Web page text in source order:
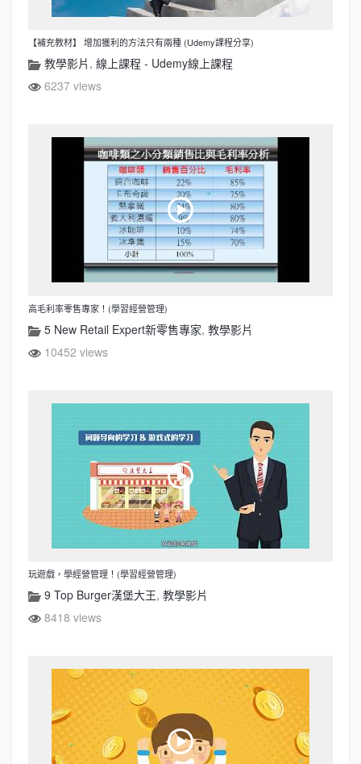
【補充教材】 增加獲利的方法只有兩種 (Udemy課程分享)
教學影片 , 線上課程 - Udemy線上課程
6237 views
高毛利率零售專家！(學習經營管理)
5 New Retail Expert新零售專家, 教學影片
10452 views
玩遊戲，學經營管理！(學習經營管理)
9 Top Burger漢堡大王, 教學影片
8418 views